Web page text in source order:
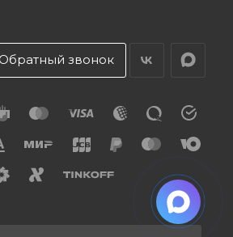
Обратный звонок